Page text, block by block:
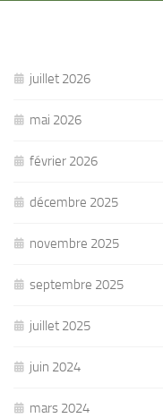
juillet 2026
mai 2026
février 2026
décembre 2025
novembre 2025
septembre 2025
juillet 2025
juin 2024
mars 2024